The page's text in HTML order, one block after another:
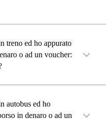
treno ed ho appurato
o ad un voucher:
autobus ed ho
in denaro o ad un